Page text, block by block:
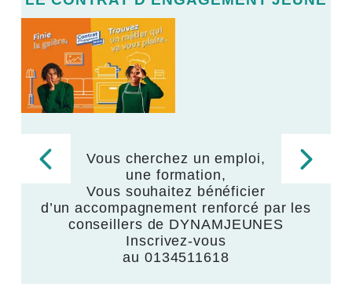
Vous cherchez un emploi,
une formation,
Vous souhaitez bénéficier
d’un accompagnement renforcé par les
conseillers de DYNAMJEUNES
Inscrivez-vous
au 0134511618